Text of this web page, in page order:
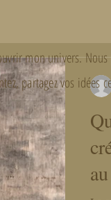
mon univers.
partagez vos idées